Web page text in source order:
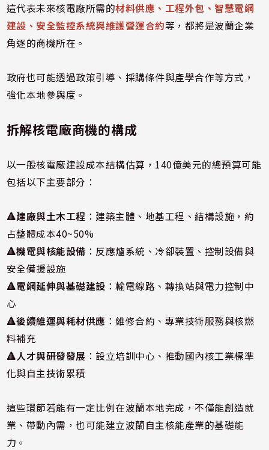
這代表未來核電廠所需的材料供應、工程外包、智慧電網
建設、安全監控系統與維護營運合約等，都將是波蘭企業
角逐的商機所在。
政府也可能透過政策引導、採購條件與產學合作等方式，
強化本地參與度。
拆解核電廠商機的構成
以一般核電廠建設成本結構估算，140億美元的總預算可能
包括以下主要部分：
🔺建廠與土木工程 ：建築主體、地基工程、結構設施，約
占整體成本40~50%
🔺機電與核能設備 ：反應爐系統、冷卻裝置、控制設備與
安全備援設施
🔺電網延伸與基礎建設 ：輸電線路、轉換站與電力控制中
心
🔺後續維運與耗材供應 ：維修合約、專業技術服務與核燃
料補充
🔺人才與研發發展 ：設立培訓中心、推動國內核工業標準
化與自主技術累積
這些環節若能有一定比例在波蘭本地完成，不僅能創造就
業、帶動內需，也可能建立波蘭自主核能產業的基礎能
力。